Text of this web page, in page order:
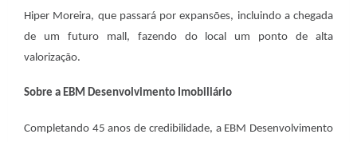
Hiper Moreira, que passará por expansões, incluindo a chegada
de um futuro mall, fazendo do local um ponto de alta
valorização.
Sobre a EBM Desenvolvimento Imobiliário
Completando 45 anos de credibilidade, a EBM Desenvolvimento